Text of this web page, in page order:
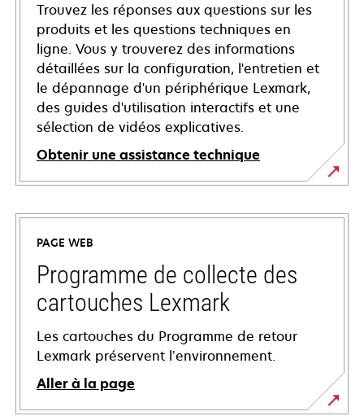
Trouvez les réponses aux questions sur les
produits et les questions techniques en
ligne. Vous y trouverez des informations
détaillées sur la configuration, l'entretien et
le dépannage d'un périphérique Lexmark,
des guides d'utilisation interactifs et une
sélection de vidéos explicatives.
Obtenir une assistance technique
s’ouvre
dans
nouvel
onglet
PAGE WEB
Programme de collecte des
cartouches Lexmark
Les cartouches du Programme de retour
Lexmark préservent l’environnement.
Aller à la page